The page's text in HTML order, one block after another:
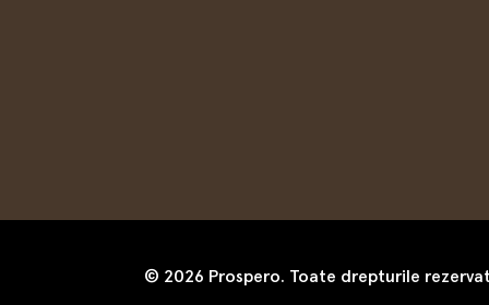
© 2026 Prospero. Toate drepturile